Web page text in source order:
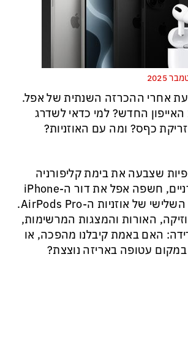
אחרי ההכרזה השנתית של אפל.
החדש? למי כדאי לשדרג
כףס? ומה עם האוזניות?
שצבעה את בימת קליפורניה
בצבעי זוהר עתידניים, חשפה אפל את דור ה-iPhone
החדש ואת הדור השלישי של אוזניות ה-AirPods Pro.
האורות והמצגות המרשימות,
האם באמת קיבלנו מהפכה, או
עטופה באריזה נוצצת?